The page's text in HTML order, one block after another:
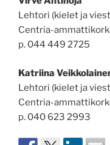
Lehtori (kielet ja
Centria-
p. 044 449 2725
Katriina
Lehtori (kielet ja
Centria-
p. 040 623 2993